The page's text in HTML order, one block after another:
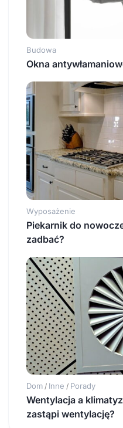
Budowa
Okna
Wyposażenie
Piekarnik do
zadbać?
Dom / Inne / Porady
Wentylacja a
zastąpi wentylację?